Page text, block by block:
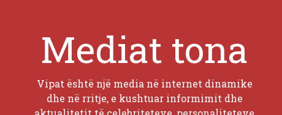
Mediat tona
Vipat është një media në internet dinamike
dhe në rritje, e kushtuar informimit dhe